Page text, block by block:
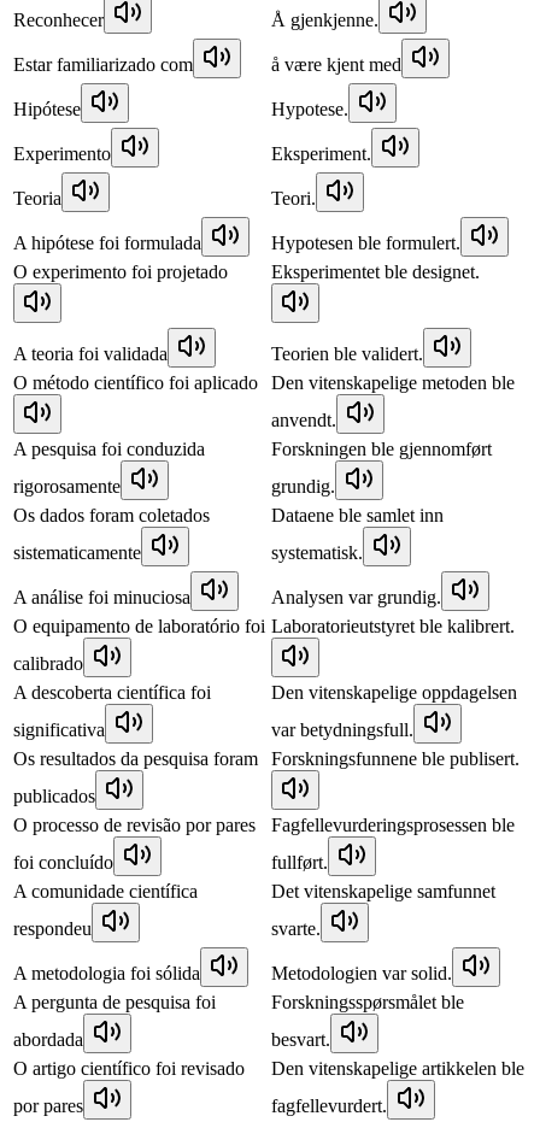
Reconhecer Å gjenkjenne.
Estar familiarizado com å være kjent med
Hipótese Hypotese.
Experimento Eksperiment.
Teoria Teori.
A hipótese foi formulada
Hypotesen ble formulert.
O experimento foi projetado
Eksperimentet ble designet.
A teoria foi validada
Teorien ble validert.
O método científico foi aplicado
Den vitenskapelige metoden ble
anvendt.
A pesquisa foi conduzida
rigorosamente
Forskningen ble gjennomført
grundig.
Os dados foram coletados
sistematicamente
Dataene ble samlet inn
systematisk.
A análise foi minuciosa
Analysen var grundig.
O equipamento de laboratório foi
calibrado
Laboratorieutstyret ble kalibrert.
A descoberta científica foi
significativa
Den vitenskapelige oppdagelsen
var betydningsfull.
Os resultados da pesquisa foram
publicados
Forskningsfunnene ble publisert.
O processo de revisão por pares
foi concluído
Fagfellevurderingsprosessen ble
fullført.
A comunidade científica
respondeu
Det vitenskapelige samfunnet
svarte.
A metodologia foi sólida
Metodologien var solid.
A pergunta de pesquisa foi
abordada
Forskningsspørsmålet ble
besvart.
O artigo científico foi revisado
por pares
Den vitenskapelige artikkelen ble
fagfellevurdert.